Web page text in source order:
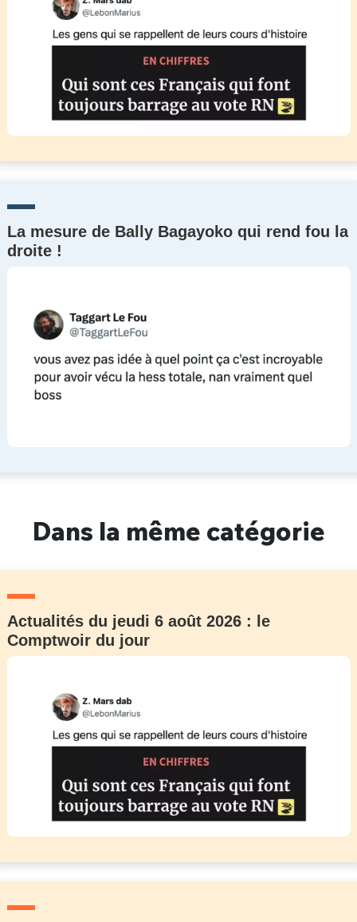
La mesure de Bally Bagayoko qui rend fou la
droite !
Dans la même catégorie
Actualités du jeudi 6 août 2026 : le
Comptwoir du jour